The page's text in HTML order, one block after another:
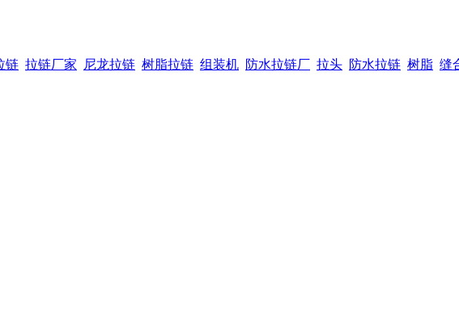
链 拉链厂家 尼龙拉链 树脂拉链 组装机 防水拉链厂 拉头 防水拉链 树脂 缝